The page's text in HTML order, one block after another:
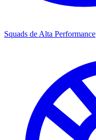
Squads de Alta Performance